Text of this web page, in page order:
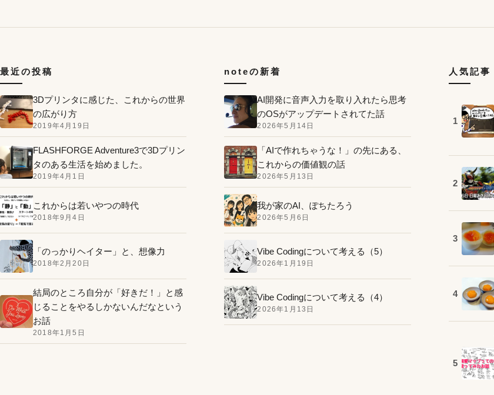
最近の投稿
3Dプリンタに感じた、これからの世界
の広がり方
2019年4月19日
FLASHFORGE Adventure3で3Dプリン
タのある生活を始めました。
2019年4月1日
これからは若いやつの時代
2018年9月4日
「のっかりヘイター」と、想像力
2018年2月20日
結局のところ自分が「好きだ！」と感
じることをやるしかないんだなという
お話
2018年1月5日
noteの新着
AI開発に音声入力を取り入れたら思考
のOSがアップデートされてた話
2026年5月14日
「AIで作れちゃうな！」の先にある、
これからの価値観の話
2026年5月13日
我が家のAI、ぽちたろう
2026年5月6日
Vibe Codingについて考える（5）
2026年1月19日
Vibe Codingについて考える（4）
2026年1月13日
人気記事
1
2
3
4
5